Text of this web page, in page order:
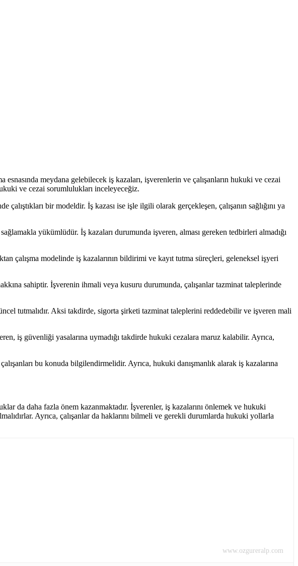
meydana gelebilecek iş kazaları, işverenlerin ve çalışanların hukuki ve cezai
ve cezai sorumlulukları inceleyeceğiz.
çalıştıkları bir modeldir. İş kazası ise işle ilgili olarak gerçekleşen, çalışanın sağlığını ya
yükümlüdür. İş kazaları durumunda işveren, alması gereken tedbirleri almadığı
çalışma modelinde iş kazalarının bildirimi ve kayıt tutma süreçleri, geleneksel işyeri
sahiptir. İşverenin ihmali veya kusuru durumunda, çalışanlar tazminat taleplerinde
tutmalıdır. Aksi takdirde, sigorta şirketi tazminat taleplerini reddedebilir ve işveren mali
iş güvenliği yasalarına uymadığı takdirde hukuki cezalara maruz kalabilir. Ayrıca,
bu konuda bilgilendirmelidir. Ayrıca, hukuki danışmanlık alarak iş kazalarına
da daha fazla önem kazanmaktadır. İşverenler, iş kazalarını önlemek ve hukuki
Ayrıca, çalışanlar da haklarını bilmeli ve gerekli durumlarda hukuki yollarla
www.ozgureralp.com